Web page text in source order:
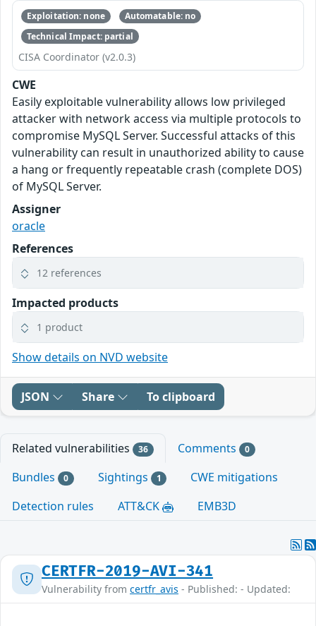
Exploitation: none
Automatable: no
Technical Impact: partial
CISA Coordinator (v2.0.3)
CWE
Easily exploitable vulnerability allows low privileged
attacker with network access via multiple protocols to
compromise MySQL Server. Successful attacks of this
vulnerability can result in unauthorized ability to cause
a hang or frequently repeatable crash (complete DOS)
of MySQL Server.
Assigner
oracle
References
12 references
Impacted products
1 product
Show details on NVD website
JSON Share To clipboard
Related vulnerabilities 36 Comments 0
Bundles 0 Sightings 1
CWE mitigations
Detection rules
ATT&CK EMB3D
CERTFR-2019-AVI-341
Vulnerability from certfr_avis - Published: - Updated: